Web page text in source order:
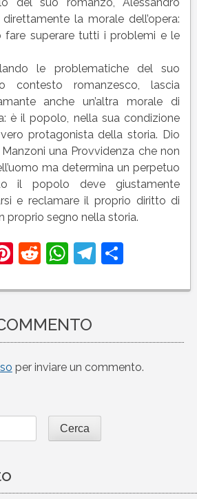
la morale dell’opera:
superare tutti i problemi e le
le problematiche del suo
contesto romanzesco, lascia
anche un’altra morale di
è il popolo, nella sua condizione
protagonista della storia. Dio
una Provvidenza che non
ma determina un perpetuo
il popolo deve giustamente
e reclamare il proprio diritto di
proprio segno nella storia.
Pinterest
Reddit
WhatsApp
Telegram
per inviare un commento.
Cerca